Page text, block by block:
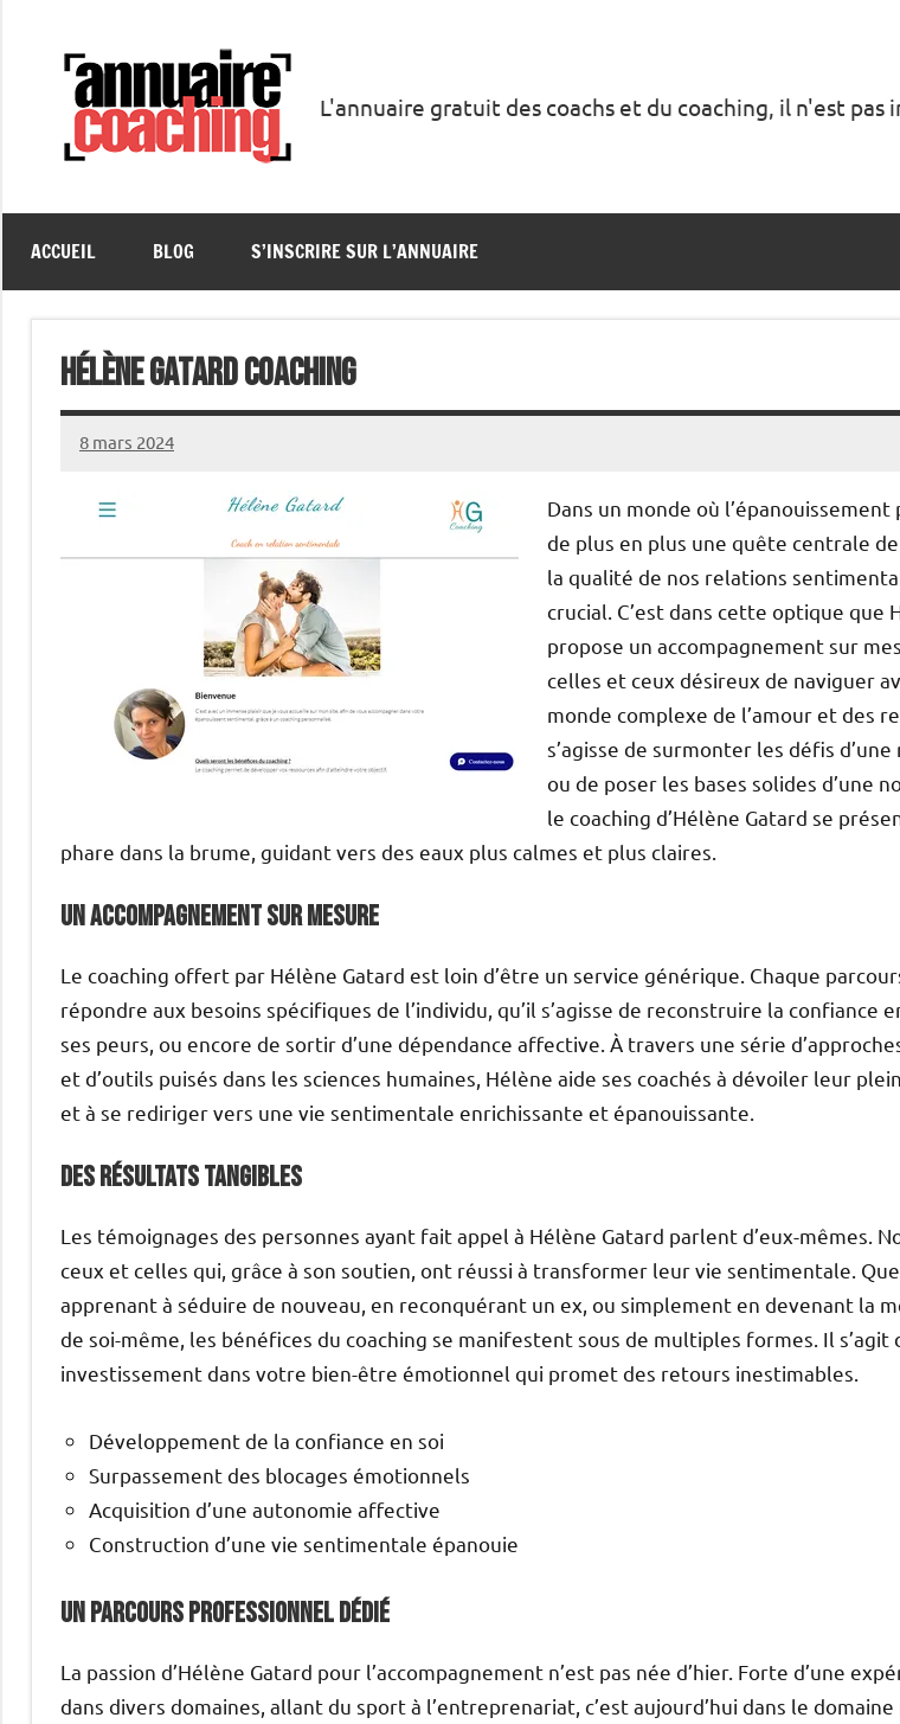
Coaching
L'annuaire gratuit des coachs et du coaching, il n'est
ACCUEIL BLOG S’INSCRIRE SUR L’ANNUAIRE
Hélène GATARD COACHING
8 mars 2024
annuairecoaching
Dans un monde où
de plus en plus une quête centrale
la qualité de nos relations
crucial. C’est dans cette optique que
propose un accompagnement sur
celles et ceux désireux de naviguer
monde complexe de l’amour et des
s’agisse de surmonter les défis
ou de poser les bases solides d’une
le coaching d’Hélène Gatard se
phare dans la brume, guidant vers des eaux plus calmes et plus claires.
Un accompagnement sur mesure
Le coaching offert par Hélène Gatard est loin d’être un service générique. Chaque
répondre aux besoins spécifiques de l’individu, qu’il s’agisse de reconstruire la confiance
ses peurs, ou encore de sortir d’une dépendance affective. À travers une série
et d’outils puisés dans les sciences humaines, Hélène aide ses coachés à dévoiler leur
et à se rediriger vers une vie sentimentale enrichissante et épanouissante.
Des résultats tangibles
Les témoignages des personnes ayant fait appel à Hélène Gatard parlent d’eux-mêmes.
ceux et celles qui, grâce à son soutien, ont réussi à transformer leur vie sentimentale.
apprenant à séduire de nouveau, en reconquérant un ex, ou simplement en devenant la
de soi-même, les bénéfices du coaching se manifestent sous de multiples formes. Il s’agit
investissement dans votre bien-être émotionnel qui promet des retours inestimables.
Développement de la confiance en soi
Surpassement des blocages émotionnels
Acquisition d’une autonomie affective
Construction d’une vie sentimentale épanouie
Un parcours professionnel dédié
La passion d’Hélène Gatard pour l’accompagnement n’est pas née d’hier. Forte d’une
dans divers domaines, allant du sport à l’entreprenariat, c’est aujourd’hui dans le